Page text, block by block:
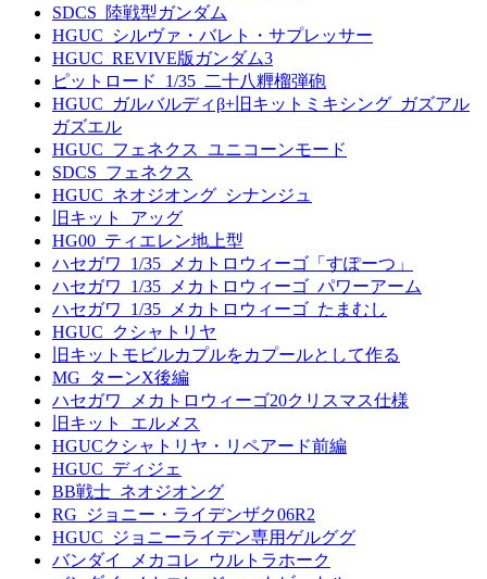
SDCS_陸戦型ガンダム
HGUC_シルヴァ・バレト・サプレッサー
HGUC_REVIVE版ガンダム3
ピットロード_1/35_二十八糎榴弾砲
HGUC_ガルバルディβ+旧キットミキシング_ガズアル
ガズエル
HGUC_フェネクス_ユニコーンモード
SDCS_フェネクス
HGUC_ネオジオング_シナンジュ
旧キット_アッグ
HG00_ティエレン地上型
ハセガワ_1/35_メカトロウィーゴ「すぽーつ」
ハセガワ_1/35_メカトロウィーゴ_パワーアーム
ハセガワ_1/35_メカトロウィーゴ_たまむし
HGUC_クシャトリヤ
旧キットモビルカプルをカプールとして作る
MG_ターンX後編
ハセガワ_メカトロウィーゴ20クリスマス仕様
旧キット_エルメス
HGUCクシャトリヤ・リペアード前編
HGUC_ディジェ
BB戦士_ネオジオング
RG_ジョニー・ライデンザク06R2
HGUC_ジョニーライデン専用ゲルググ
バンダイ_メカコレ_ウルトラホーク